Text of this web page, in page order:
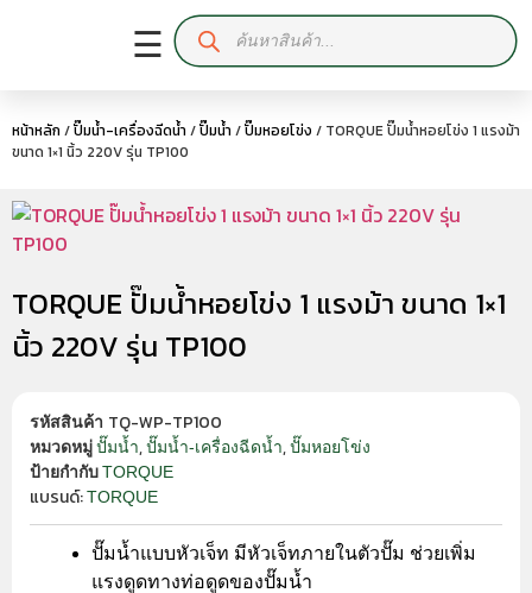
☰
หน้าหลัก /ปั๊มน้ำ-เครื่องฉีดน้ำ /ปั๊มน้ำ /ปั๊มหอยโข่ง / TORQUE ปั๊มน้ำหอยโข่ง 1 แรงม้า
ขนาด 1×1 นิ้ว 220V รุ่น TP100
TORQUE ปั๊มน้ำหอยโข่ง 1 แรงม้า ขนาด 1×1
นิ้ว 220V รุ่น TP100
รหัสสินค้า TQ-WP-TP100
หมวดหมู่ ปั๊มน้ำ,ปั๊มน้ำ-เครื่องฉีดน้ำ,ปั๊มหอยโข่ง
ป้ายกำกับ TORQUE
แบรนด์:TORQUE
ปั๊มน้ำแบบหัวเจ็ท มีหัวเจ็ทภายในตัวปั๊ม ช่วยเพิ่ม
แรงดูดทางท่อดูดของปั๊มน้ำ